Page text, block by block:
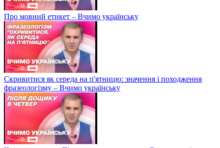
Про мовний етикет – Вчимо українську
Скривитися як середа на п'ятницю: значення і походження
фразеологізму – Вчимо українську